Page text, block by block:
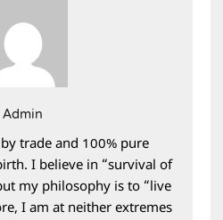
Admin
trade and 100% pure
I believe in “survival of
my philosophy is to “live
I am at neither extremes